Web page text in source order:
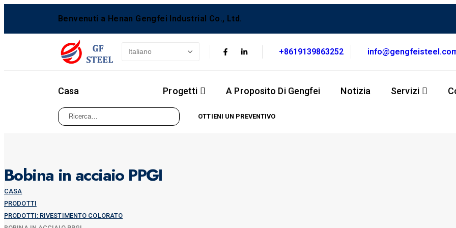
Benvenuti a Henan Gengfei Industrial Co., Ltd.
+8619139863252
Casa Progetti A Proposito Di Gengfei Notizia Servizi
OTTIENI UN PREVENTIVO
Bobina in acciaio PPGI
CASA
PRODOTTI
PRODOTTI: RIVESTIMENTO COLORATO